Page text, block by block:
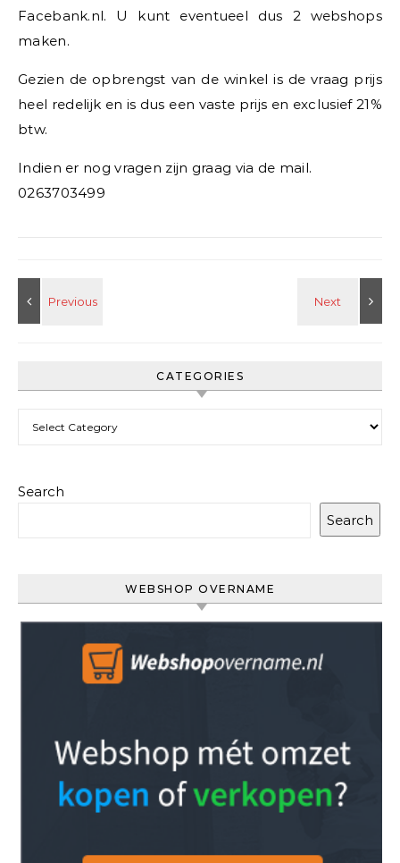
Facebank.nl. U kunt eventueel dus 2 webshops
maken.
Gezien de opbrengst van de winkel is de vraag prijs
heel redelijk en is dus een vaste prijs en exclusief 21%
btw.
Indien er nog vragen zijn graag via de mail.
0263703499
CATEGORIES
Search
Search
WEBSHOP OVERNAME